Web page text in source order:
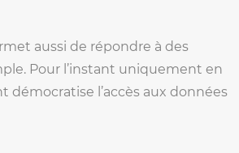
aussi de répondre à des
Pour l’instant uniquement en
démocratise l’accès aux données